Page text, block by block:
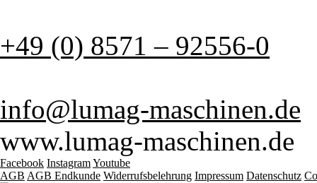
+49 (0) 8571 – 92556-0
info@lumag-maschinen.de
www.lumag-maschinen.de
Facebook InstagramYoutube
AGB AGB Endkunde Widerrufsbelehrung Impressum Datenschutz